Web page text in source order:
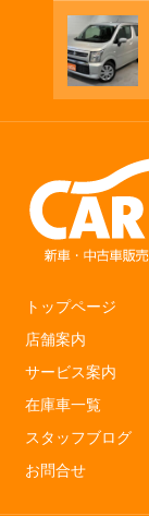
トップページ
店舗案内
サービス案内
在庫車一覧
スタッフブログ
お問合せ